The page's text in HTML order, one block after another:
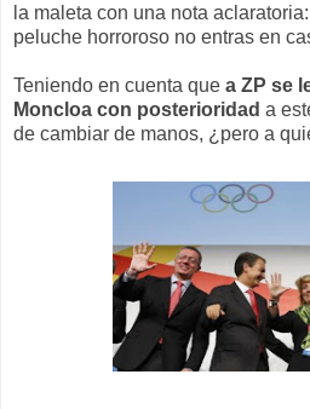
la maleta con una nota
peluche horroroso no entras en
Teniendo en cuenta que a ZP se
Moncloa con posterioridad a
de cambiar de manos, ¿pero a